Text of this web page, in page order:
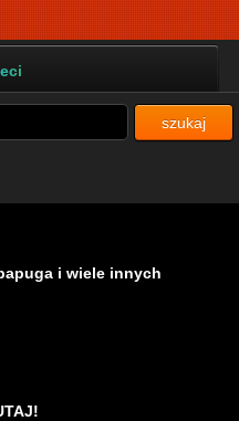
szukaj
i wiele innych